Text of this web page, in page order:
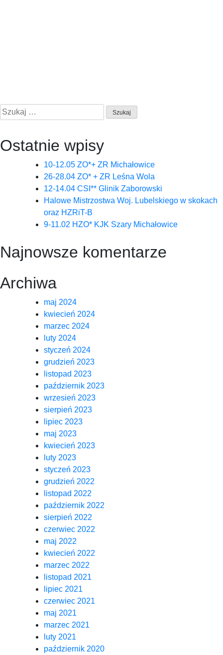
Szukaj:
Ostatnie wpisy
10-12.05 ZO*+ ZR Michałowice
26-28.04 ZO* + ZR Leśna Wola
12-14.04 CSI** Glinik Zaborowski
Halowe Mistrzostwa Woj. Lubelskiego w skokach
oraz HZRiT-B
9-11.02 HZO* KJK Szary Michałowice
Najnowsze komentarze
Archiwa
maj 2024
kwiecień 2024
marzec 2024
luty 2024
styczeń 2024
grudzień 2023
listopad 2023
październik 2023
wrzesień 2023
sierpień 2023
lipiec 2023
maj 2023
kwiecień 2023
luty 2023
styczeń 2023
grudzień 2022
listopad 2022
październik 2022
sierpień 2022
czerwiec 2022
maj 2022
kwiecień 2022
marzec 2022
listopad 2021
lipiec 2021
czerwiec 2021
maj 2021
marzec 2021
luty 2021
październik 2020